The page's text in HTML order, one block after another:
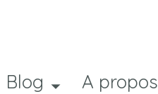
Blog A propos